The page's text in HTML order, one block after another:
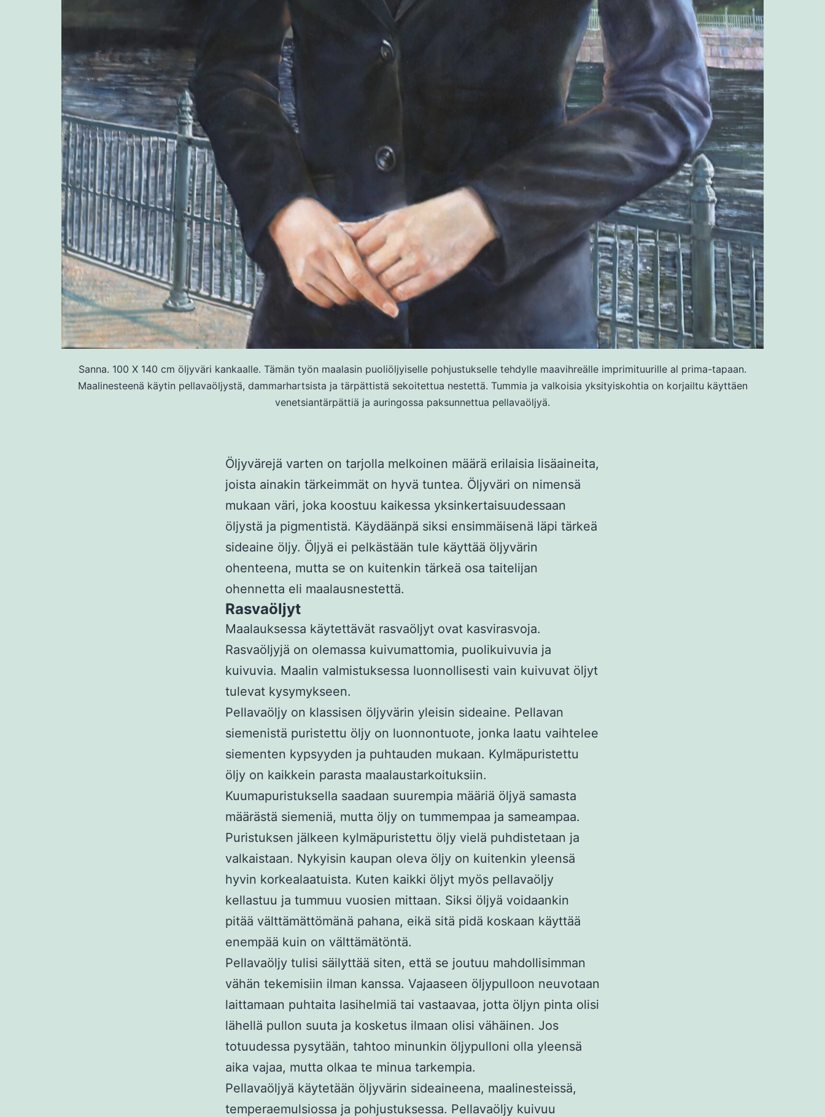
Sanna. 100 X 140 cm öljyväri kankaalle. Tämän työn maalasin puoliöljyiselle pohjustukselle tehdylle maavihreälle imprimituurille al prima-tapaan.
Maalinesteenä käytin pellavaöljystä, dammarhartsista ja tärpättistä sekoitettua nestettä. Tummia ja valkoisia yksityiskohtia on korjailtu käyttäen
venetsiantärpättiä ja auringossa paksunnettua pellavaöljyä.
Öljyvärejä varten on tarjolla melkoinen määrä erilaisia lisäaineita,
joista ainakin tärkeimmät on hyvä tuntea. Öljyväri on nimensä
mukaan väri, joka koostuu kaikessa yksinkertaisuudessaan
öljystä ja pigmentistä. Käydäänpä siksi ensimmäisenä läpi tärkeä
sideaine öljy. Öljyä ei pelkästään tule käyttää öljyvärin
ohenteena, mutta se on kuitenkin tärkeä osa taitelijan
ohennetta eli maalausnestettä.
Rasvaöljyt
Maalauksessa käytettävät rasvaöljyt ovat kasvirasvoja.
Rasvaöljyjä on olemassa kuivumattomia, puolikuivuvia ja
kuivuvia. Maalin valmistuksessa luonnollisesti vain kuivuvat öljyt
tulevat kysymykseen.
Pellavaöljy on klassisen öljyvärin yleisin sideaine. Pellavan
siemenistä puristettu öljy on luonnontuote, jonka laatu vaihtelee
siementen kypsyyden ja puhtauden mukaan. Kylmäpuristettu
öljy on kaikkein parasta maalaustarkoituksiin.
Kuumapuristuksella saadaan suurempia määriä öljyä samasta
määrästä siemeniä, mutta öljy on tummempaa ja sameampaa.
Puristuksen jälkeen kylmäpuristettu öljy vielä puhdistetaan ja
valkaistaan. Nykyisin kaupan oleva öljy on kuitenkin yleensä
hyvin korkealaatuista. Kuten kaikki öljyt myös pellavaöljy
kellastuu ja tummuu vuosien mittaan. Siksi öljyä voidaankin
pitää välttämättömänä pahana, eikä sitä pidä koskaan käyttää
enempää kuin on välttämätöntä.
Pellavaöljy tulisi säilyttää siten, että se joutuu mahdollisimman
vähän tekemisiin ilman kanssa. Vajaaseen öljypulloon neuvotaan
laittamaan puhtaita lasihelmiä tai vastaavaa, jotta öljyn pinta olisi
lähellä pullon suuta ja kosketus ilmaan olisi vähäinen. Jos
totuudessa pysytään, tahtoo minunkin öljypulloni olla yleensä
aika vajaa, mutta olkaa te minua tarkempia.
Pellavaöljyä käytetään öljyvärin sideaineena, maalinesteissä,
temperaemulsiossa ja pohjustuksessa. Pellavaöljy kuivuu